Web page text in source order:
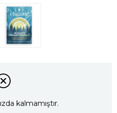
kalmamıştır.